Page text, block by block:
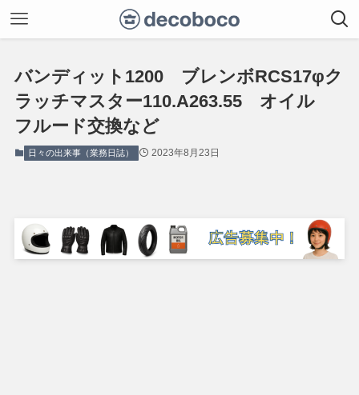
バンディット1200 ブレンボRCS17φク
ラッチマスター110.A263.55 オイル
フルード交換など
日々の出来事（業務日誌） 2023年8月23日